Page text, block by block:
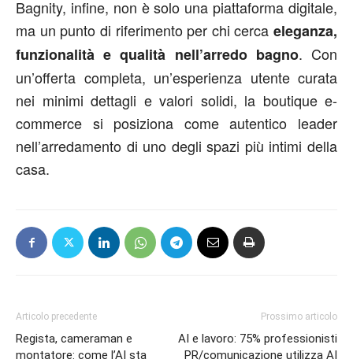
Bagnity, infine, non è solo una piattaforma digitale,
ma un punto di riferimento per chi cerca eleganza,
funzionalità e qualità nell’arredo bagno. Con
un’offerta completa, un’esperienza utente curata
nei minimi dettagli e valori solidi, la boutique e-
commerce si posiziona come autentico leader
nell’arredamento di uno degli spazi più intimi della
casa.
Articolo precedente
Regista, cameraman e
montatore: come l’AI sta
Prossimo articolo
AI e lavoro: 75% professionisti
PR/comunicazione utilizza AI